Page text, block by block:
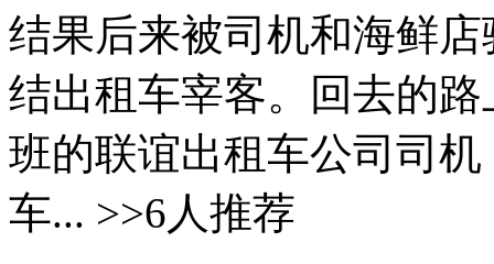
结果后来被司机和海鲜
结出租车宰客。回去的
班的联谊出租车公司司
车... >>6人推荐